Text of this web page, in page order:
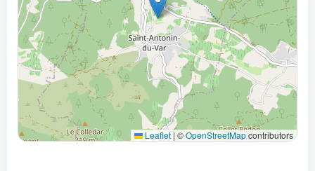
Leaflet | ©OpenStreetMapcontributors